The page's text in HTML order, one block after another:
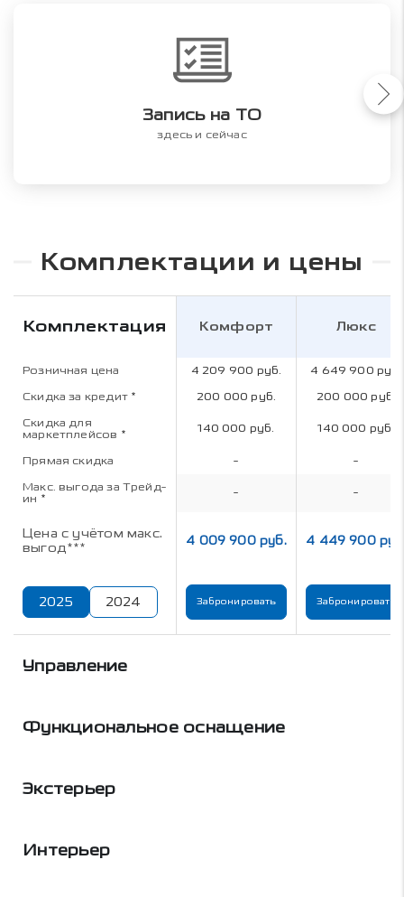
Запись на ТО
здесь и сейчас
Комплектации и цены
Комплектация Комфорт Люкс
Розничная цена 4 209 900 руб. 4 649 900 руб.
Скидка за кредит * 200 000 руб. 200 000 руб.
Скидка для
маркетплейсов * 140 000 руб. 140 000 руб.
Прямая скидка - -
Макс. выгода за Трейд-
ин * - -
Цена с учётом макс.
выгод***
4 009 900 руб. 4 449 900
2025 2024 Забронировать Забронировать
Управление
Функциональное оснащение
Экстерьер
Интерьер